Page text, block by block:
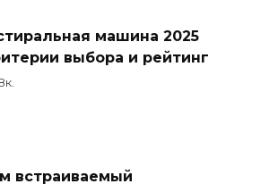
машина 2025
выбора и рейтинг
встраиваемый